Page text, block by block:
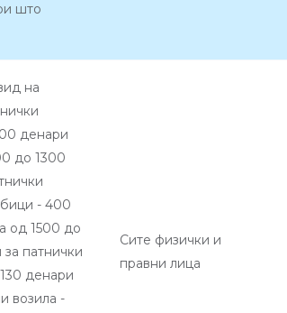
што
на
денари
до 1300
- 400
од 1500 до
патнички
денари
возила -
Сите физички и
правни лица